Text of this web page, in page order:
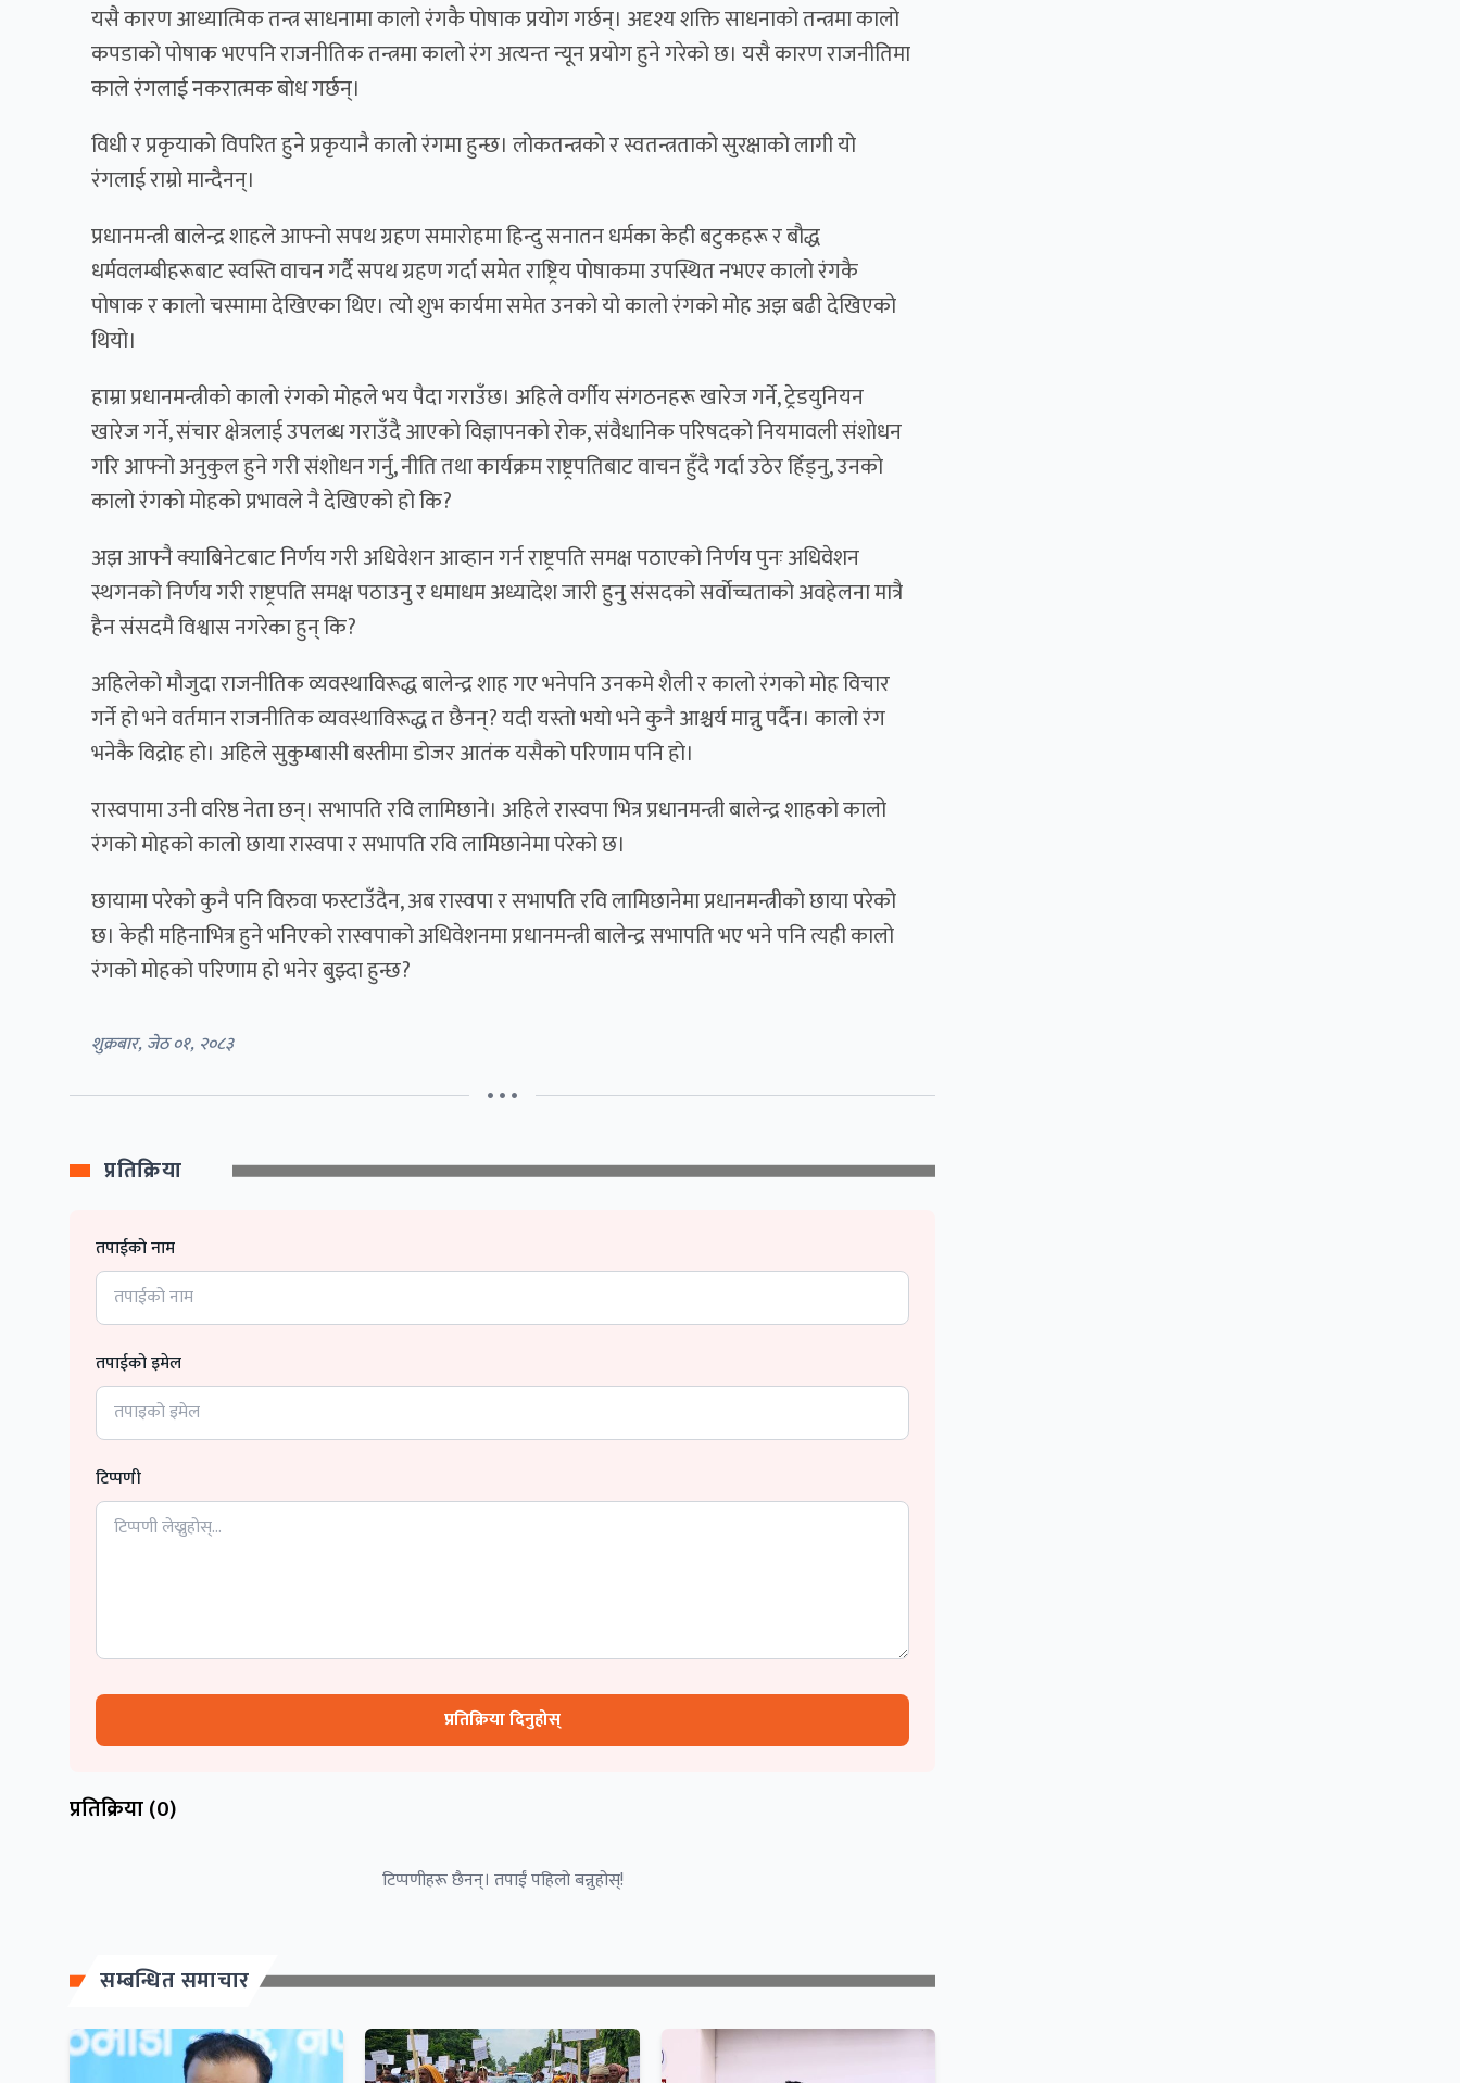
यसै कारण आध्यात्मिक तन्त्र साधनामा कालो रंगकै पोषाक प्रयोग गर्छन्। अदृश्य शक्ति साधनाको तन्त्रमा कालो
कपडाको पोषाक भएपनि राजनीतिक तन्त्रमा कालो रंग अत्यन्त न्यून प्रयोग हुने गरेको छ। यसै कारण राजनीतिमा
काले रंगलाई नकरात्मक बाेध गर्छन्।
विधी र प्रकृयाको विपरित हुने प्रकृयानै कालो रंगमा हुन्छ। लोकतन्त्रको र स्वतन्त्रताको सुरक्षाको लागी यो
रंगलाई राम्रो मान्दैनन्।
प्रधानमन्त्री बालेन्द्र शाहले आफ्नो सपथ ग्रहण समारोहमा हिन्दु सनातन धर्मका केही बटुकहरू र बौद्ध
धर्मवलम्बीहरूबाट स्वस्ति वाचन गर्दै सपथ ग्रहण गर्दा समेत राष्ट्रिय पोषाकमा उपस्थित नभएर कालो रंगकै
पोषाक र कालो चस्मामा देखिएका थिए। त्याे शुभ कार्यमा समेत उनकाे यो कालो रंगको मोह अझ बढी देखिएको
थियो।
हाम्रा प्रधानमन्त्रीकाे कालो रंगको मोहले भय पैदा गराउँछ। अहिले वर्गीय संगठनहरू खारेज गर्ने, ट्रेडयुनियन
खारेज गर्ने, संचार क्षेत्रलाई उपलब्ध गराउँदै आएको विज्ञापनको रोक, संवैधानिक परिषदको नियमावली संशोधन
गरि आफ्नो अनुकुल हुने गरी संशोधन गर्नु, नीति तथा कार्यक्रम राष्ट्रपतिबाट वाचन हुँदै गर्दा उठेर हिँड्नु, उनकाे
कालो रंगको मोहको प्रभावले नै देखिएको हो कि?
अझ आफ्नै क्याबिनेटबाट निर्णय गरी अधिवेशन आव्हान गर्न राष्ट्रपति समक्ष पठाएको निर्णय पुनः अधिवेशन
स्थगनको निर्णय गरी राष्ट्रपति समक्ष पठाउनु र धमाधम अध्यादेश जारी हुनु संसदको सर्वोच्चताको अवहेलना मात्रै
हैन संसदमै विश्वास नगरेका हुन् कि?
अहिलेको मौजुदा राजनीतिक व्यवस्थाविरूद्ध बालेन्द्र शाह गए भनेपनि उनकमे शैली र कालो रंगको मोह विचार
गर्ने हो भने वर्तमान राजनीतिक व्यवस्थाविरूद्ध त छैनन्? यदी यस्तो भयो भने कुनै आश्चर्य मान्नु पर्दैन। कालो रंग
भनेकै विद्रोह हो। अहिले सुकुम्बासी बस्तीमा डोजर आतंक यसैको परिणाम पनि हो।
रास्वपामा उनी वरिष्ठ नेता छन्। सभापति रवि लामिछाने। अहिले रास्वपा भित्र प्रधानमन्त्री बालेन्द्र शाहको कालो
रंगको मोहको कालो छाया रास्वपा र सभापति रवि लामिछानेमा परेको छ।
छायामा परेको कुनै पनि विरुवा फस्टाउँदैन, अब रास्वपा र सभापति रवि लामिछानेमा प्रधानमन्त्रीकाे छाया परेको
छ। केही महिनाभित्र हुने भनिएको रास्वपाको अधिवेशनमा प्रधानमन्त्री बालेन्द्र सभापति भए भने पनि त्यही कालो
रंगको मोहको परिणाम हो भनेर बुझ्दा हुन्छ?
शुक्रबार, जेठ ०१, २०८३
• • •
प्रतिक्रिया
तपाईको नाम
तपाईको इमेल
टिप्पणी
प्रतिक्रिया दिनुहोस्
प्रतिक्रिया (0)
टिप्पणीहरू छैनन्। तपाईं पहिलो बन्नुहोस्!
सम्बन्धित समाचार